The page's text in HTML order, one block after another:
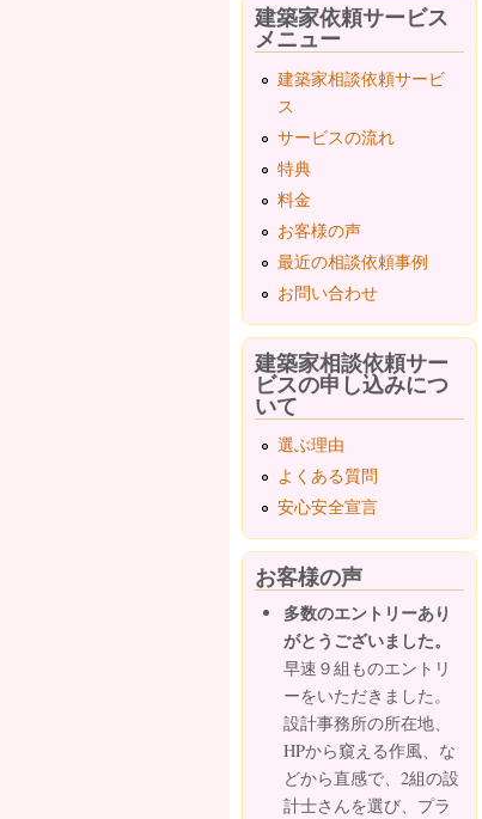
建築家依頼サービス
メニュー
建築家相談依頼サービ
ス
サービスの流れ
特典
料金
お客様の声
最近の相談依頼事例
お問い合わせ
建築家相談依頼サー
ビスの申し込みにつ
いて
選ぶ理由
よくある質問
安心安全宣言
お客様の声
多数のエントリーあり
がとうございました。
早速９組ものエントリ
ーをいただきました。
設計事務所の所在地、
HPから窺える作風、な
どから直感で、2組の設
計士さんを選び、プラ